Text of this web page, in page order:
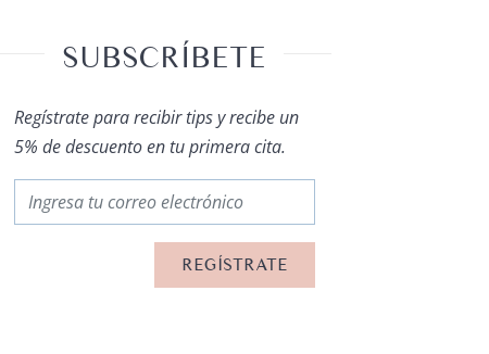
SUBSCRÍBETE
Regístrate para recibir tips y recibe un
5% de descuento en tu primera cita.